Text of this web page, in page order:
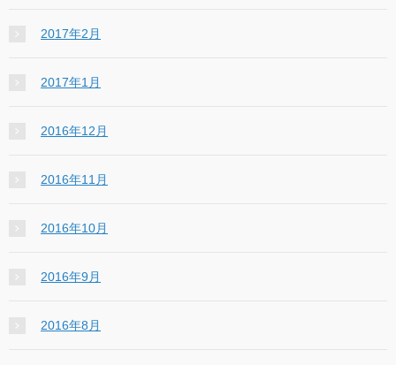
2017年2月
2017年1月
2016年12月
2016年11月
2016年10月
2016年9月
2016年8月